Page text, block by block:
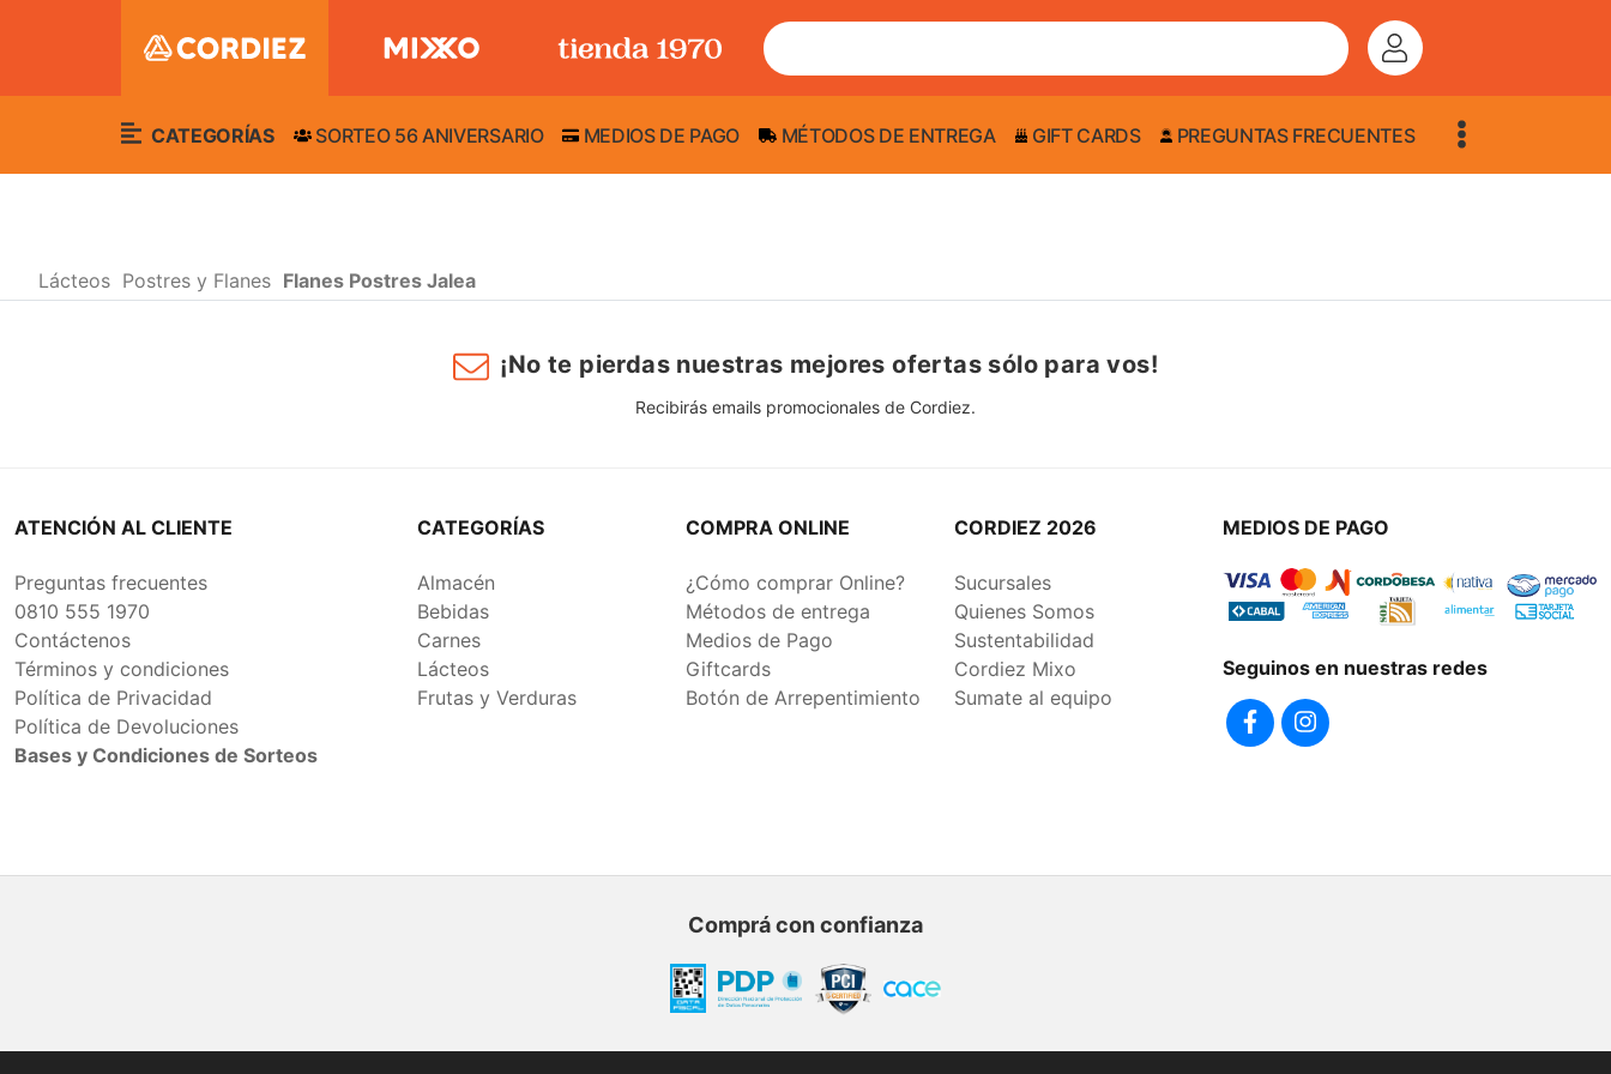
CATEGORÍAS SORTEO 56 ANIVERSARIO MEDIOS DE PAGO MÉTODOS DE ENTREGA GIFT CARDS PREGUNTAS FRECUENTES
Lácteos Postres y Flanes Flanes Postres Jalea
¡No te pierdas nuestras mejores ofertas sólo para vos!
Recibirás emails promocionales de Cordiez.
ATENCIÓN AL CLIENTE
Preguntas frecuentes
0810 555 1970
Contáctenos
Términos y condiciones
Política de Privacidad
Política de Devoluciones
Bases y Condiciones de Sorteos
CATEGORÍAS
Almacén
Bebidas
Carnes
Lácteos
Frutas y Verduras
COMPRA ONLINE
¿Cómo comprar Online?
Métodos de entrega
Medios de Pago
Giftcards
Botón de Arrepentimiento
CORDIEZ 2026
Sucursales
Quienes Somos
Sustentabilidad
Cordiez Mixo
Sumate al equipo
MEDIOS DE PAGO
Seguinos en nuestras redes
Comprá con confianza